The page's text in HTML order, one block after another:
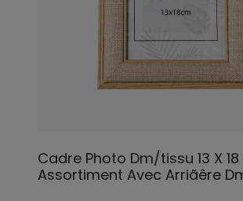
Cadre Photo Dm/tissu 13 X 18
Assortiment Avec Arriãêre